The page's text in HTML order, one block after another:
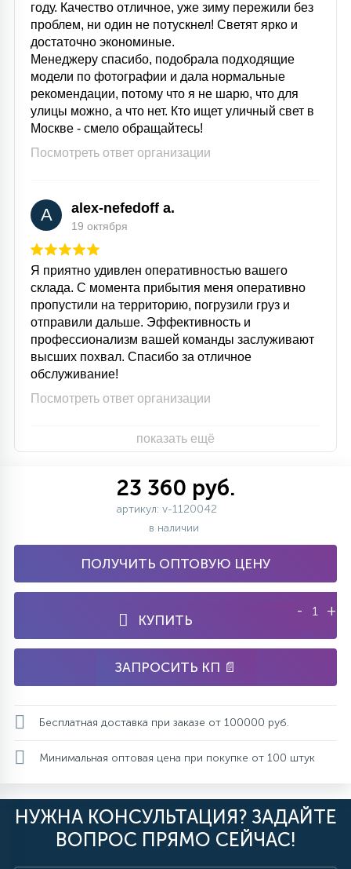
году. Качество отличное, уже зиму пережили без
проблем, ни один не потускнел! Светят ярко и
достаточно экономиные.
Менеджеру спасибо, подобрала подходящие
модели по фотографии и дала нормальные
рекомендации, потому что я не шарю, что для
улицы можно, а что нет. Кто ищет уличный свет в
Москве - смело обращайтесь!
Посмотреть ответ организации
A alex-nefedoff a.
19 октября
Я приятно удивлен оперативностью вашего
склада. С момента прибытия меня оперативно
пропустили на территорию, погрузили груз и
отправили дальше. Эффективность и
профессионализм вашей команды заслуживают
высших похвал. Спасибо за отличное
обслуживание!
Посмотреть ответ организации
показать ещё
23 360 руб.
артикул: v-1120042
в наличии
ПОЛУЧИТЬ ОПТОВУЮ ЦЕНУ
КУПИТЬ
- +
ЗАПРОСИТЬ КП 📄
Бесплатная доставка при заказе от 100000 руб.
Минимальная оптовая цена при покупке от 100 штук
НУЖНА КОНСУЛЬТАЦИЯ? ЗАДАЙТЕ
ВОПРОС ПРЯМО СЕЙЧАС!